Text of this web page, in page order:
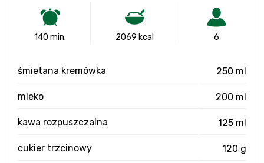
140 min. 2069 kcal 6
śmietana kremówka 250 ml
mleko 200 ml
kawa rozpuszczalna 125 ml
cukier trzcinowy 120 g